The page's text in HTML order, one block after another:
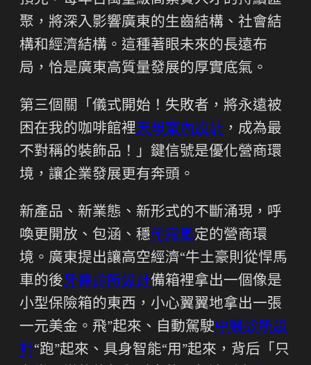
聚，將深入影響廣東的生齒結構、社會結
構和經濟結構。這種著眼未來的長遠布
局，恰是廣東高質量發展的厚實底氣。
第三個關「儀式開始！失敗者，將永遠被
困在我的咖啡館裡天母室內設計 ，成為最
不對稱的裝飾品！」鍵信號是優化營商環
境，讓企業發展更有奔頭。
新產品、新業態、新形式的不斷涌現，呼
喚更開放、包涵、穩侘寂風定的營商環
境。廣東提出讓高空經濟“牛土豪則從悍馬
車的後牙醫診所設計備箱裡拿出一個像是
小型保險箱的東西，小心翼翼地拿出一張
一元美金。飛”起來、自動駕駛中醫診所設
計“跑”起來、具身智能“用”起來，背后「只